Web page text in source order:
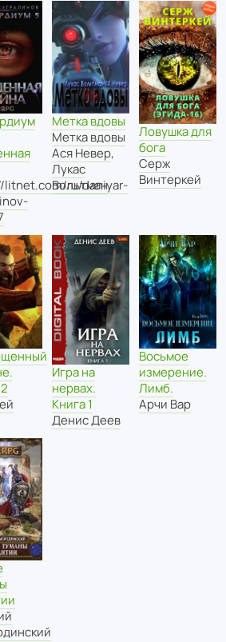
litnet.com/ru/daniyar-
Метка вдовы
Метка вдовы
Ася Невер,
Лукас
Вольтман
Ловушка для
бога
Серж
Винтеркей
Игра на
нервах.
Книга 1
Денис Деев
Восьмое
измерение.
Лимб.
Арчи Вар